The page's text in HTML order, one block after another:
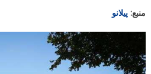
منبع: پیلانو